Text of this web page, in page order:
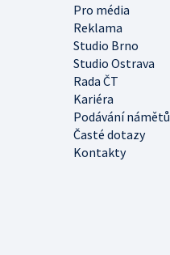
Pro média
Reklama
Studio Brno
Studio Ostrava
Rada ČT
Kariéra
Podávání námětů
Časté dotazy
Kontakty